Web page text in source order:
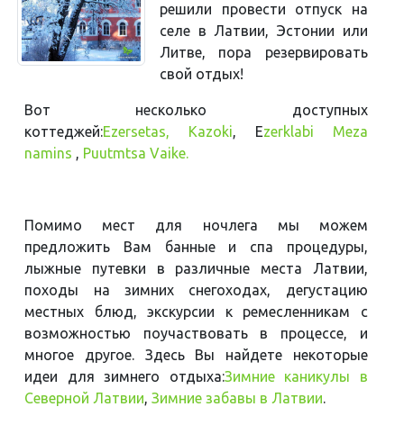
решили провести отпуск на
селе в Латвии, Эстонии или
Литве, пора резервировать
свой отдых!
Вот несколько доступных
коттеджей:Ezersetas, Kazoki, Ezerklabi Meza
namins , Puutmtsa Vaike.
Помимо мест для ночлега мы можем
предложить Вам банные и спа процедуры,
лыжные путевки в различные места Латвии,
походы на зимних снегоходах, дегустацию
местных блюд, экскурсии к ремесленникам с
возможностью поучаствовать в процессе, и
многое другое. Здесь Вы найдете некоторые
идеи для зимнего отдыха:Зимние каникулы в
Северной Латвии,Зимние забавы в Латвии.